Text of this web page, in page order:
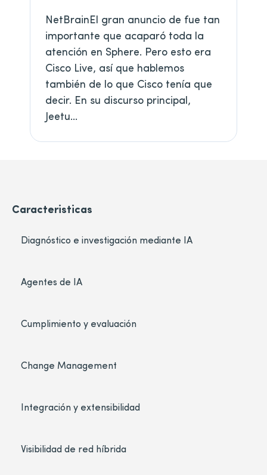
NetBrainEl gran anuncio de fue tan
importante que acaparó toda la
atención en Sphere. Pero esto era
Cisco Live, así que hablemos
también de lo que Cisco tenía que
decir. En su discurso principal,
Jeetu...
Caracteristicas
Diagnóstico e investigación mediante IA
Agentes de IA
Cumplimiento y evaluación
Change Management
Integración y extensibilidad
Visibilidad de red híbrida